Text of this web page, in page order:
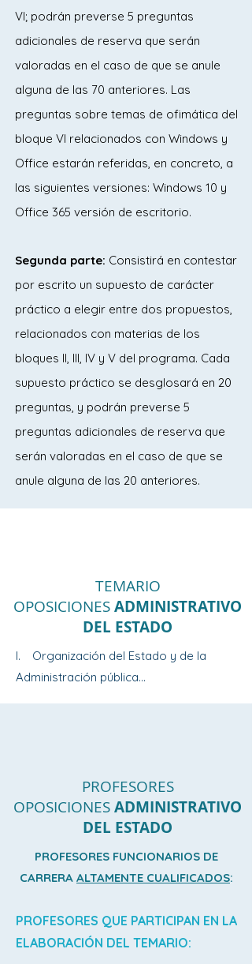
VI; podrán preverse 5 preguntas
adicionales de reserva que serán
valoradas en el caso de que se anule
alguna de las 70 anteriores. Las
preguntas sobre temas de ofimática del
bloque VI relacionados con Windows y
Office estarán referidas, en concreto, a
las siguientes versiones: Windows 10 y
Office 365 versión de escritorio.
Segunda parte: Consistirá en contestar
por escrito un supuesto de carácter
práctico a elegir entre dos propuestos,
relacionados con materias de los
bloques II, III, IV y V del programa. Cada
supuesto práctico se desglosará en 20
preguntas, y podrán preverse 5
preguntas adicionales de reserva que
serán valoradas en el caso de que se
anule alguna de las 20 anteriores.
TEMARIO
OPOSICIONESADMINISTRATIVO
DEL ESTADO
I. Organización del Estado y de la
Administración pública
suspensión. El Tribunal Constitucional. El
Defensor del Pueblo. Reforma de la
Constitución.
PROFESORES
OPOSICIONESADMINISTRATIVO
DEL ESTADO
PROFESORES FUNCIONARIOS DE
CARRERA ALTAMENTE CUALIFICADOS:
PROFESORES QUE PARTICIPAN EN LA
ELABORACIÓN DEL TEMARIO: